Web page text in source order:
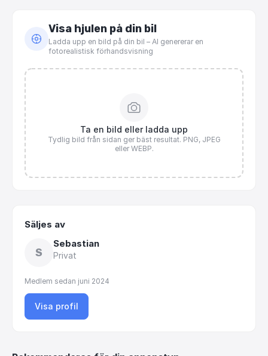
Visa hjulen på din bil
Ladda upp en bild på din bil – AI genererar en
fotorealistisk förhandsvisning
Ta en bild eller ladda upp
Tydlig bild från sidan ger bäst resultat. PNG, JPEG
eller WEBP.
Säljes av
S
Sebastian
Privat
Medlem sedan juni 2024
Visa profil